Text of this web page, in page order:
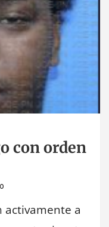
con orden
activamente a